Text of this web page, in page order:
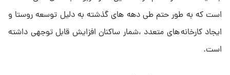
است که به طور حتم طی دهه های گذشته به دلیل توسعه روستا و
ایجاد کارخانه های متعدد ،شمار ساکنان افزایش قابل توجهی داشته
است.